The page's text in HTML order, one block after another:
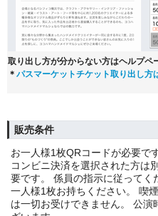
取り出し方が分からない方はヘルプペ
＊ パスマーケットチケット取り出し方
販売条件
お一人様1枚QRコードが必要で
コンビニ決済を選択された方は
要です。 係員の指示に従ってく
一人様1枚お持ちください。 喫
は一切お受けできません。 公